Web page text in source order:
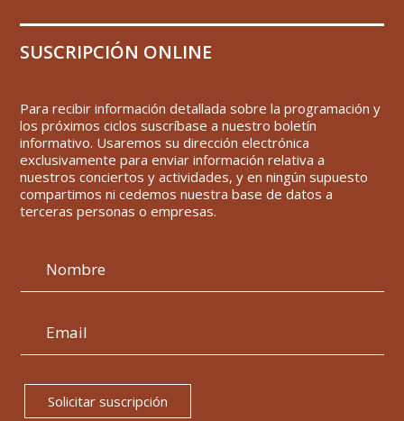
SUSCRIPCIÓN ONLINE
Para recibir información detallada sobre la programación y
los próximos ciclos suscríbase a nuestro boletín
informativo. Usaremos su dirección electrónica
exclusivamente para enviar información relativa a
nuestros conciertos y actividades, y en ningún supuesto
compartimos ni cedemos nuestra base de datos a
terceras personas o empresas.
Solicitar suscripción